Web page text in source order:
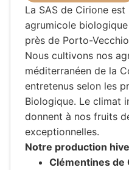
La SAS de Cirione
agrumicole
près de Porto-
Nous cultivons nos
méditerranéen de la
entretenus selon les
Biologique. Le climat
donnent à nos fruits
exceptionnelles.
Notre production
Clémentines de